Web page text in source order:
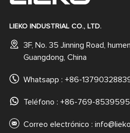
LIEKO INDUSTRIAL CO., LTD.
3F, No. 35 Jinning Road,
Guangdong, China
Whatsapp : +86-
Teléfono : +86-769-
Correo electrónico :